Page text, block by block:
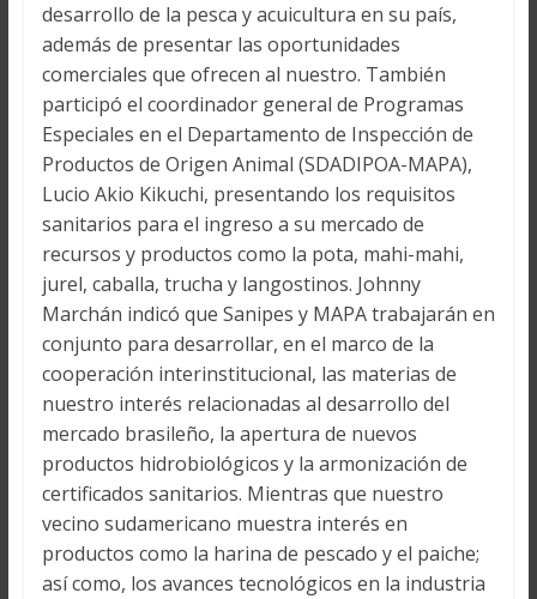
desarrollo de la pesca y acuicultura en su país,
además de presentar las oportunidades
comerciales que ofrecen al nuestro. También
participó el coordinador general de Programas
Especiales en el Departamento de Inspección de
Productos de Origen Animal (SDADIPOA-MAPA),
Lucio Akio Kikuchi, presentando los requisitos
sanitarios para el ingreso a su mercado de
recursos y productos como la pota, mahi-mahi,
jurel, caballa, trucha y langostinos. Johnny
Marchán indicó que Sanipes y MAPA trabajarán en
conjunto para desarrollar, en el marco de la
cooperación interinstitucional, las materias de
nuestro interés relacionadas al desarrollo del
mercado brasileño, la apertura de nuevos
productos hidrobiológicos y la armonización de
certificados sanitarios. Mientras que nuestro
vecino sudamericano muestra interés en
productos como la harina de pescado y el paiche;
así como, los avances tecnológicos en la industria